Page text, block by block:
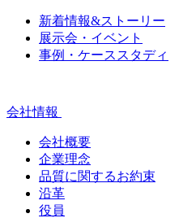
新着情報&ストーリー
展示会・イベント
事例・ケーススタディ
会社情報
会社概要
企業理念
品質に関するお約束
沿革
役員